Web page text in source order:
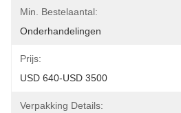
Min. Bestelaantal:
Onderhandelingen
Prijs:
USD 640-USD 3500
Verpakking Details: